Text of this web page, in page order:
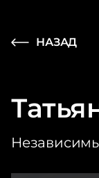
НАЗАД